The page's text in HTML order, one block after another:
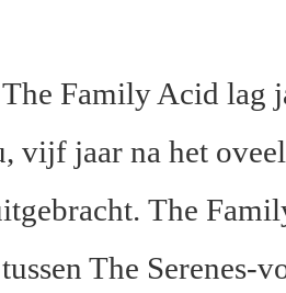
Family Acid lag
vijf jaar na het
The
The Serenes-